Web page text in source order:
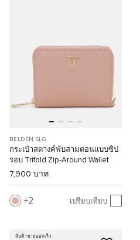
BELDEN SLG
กระเป๋าสตางค์พับสามตอนแบบซิป
รอบ Trifold Zip-Around Wallet
7,900 บาท
2 เปรียบเทียบ
สินค้าขายออกเร็ว